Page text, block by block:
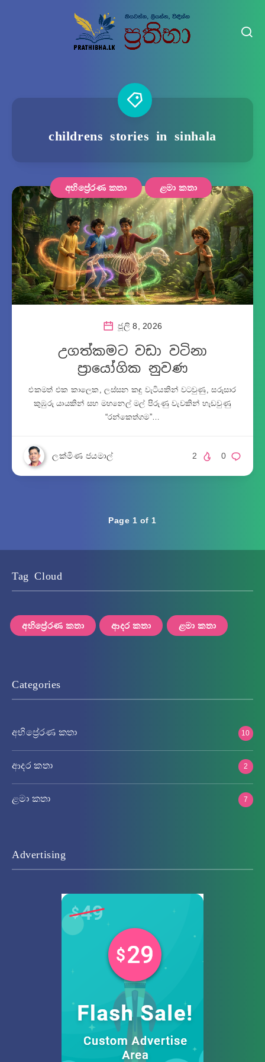
childrens stories in sinhala
අභිප්‍රේරණ කතා ළමා කතා
ජූලි 8, 2026
උගත්කමට වඩා වටිනා
ප්‍රායෝගික නුවණ
එකමත් එක කාලෙක, ලස්සන කඳු වැටියකින් වටවුණු, සරුසාර
කුඹුරු යායකින් සහ මහනෙල් මල් පිරුණු වැවකින් හැඩවුණු
“රන්කෙත්ගම”…
ලක්මිණ ජයමාල් 0
2
Page 1 of 1
Tag Cloud
අභිප්‍රේරණ කතා ආදර කතා ළමා කතා
Categories
අභිප්‍රේරණ කතා 10
ආදර කතා 2
ළමා කතා 7
Advertising